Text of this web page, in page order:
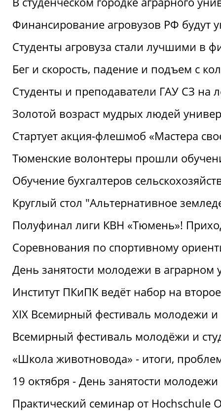
Финансирование агровузов РФ будут
Студенты агровуза стали лучшими в
Бег и скорость, падение и подъем с
Студенты и преподаватели ГАУ СЗ
Золотой возраст мудрых людей
Стартует акция-флешмоб «Мастера
Тюменские волонтеры прошли
Обучение бухгалтеров
Круглый стол "Альтернативное
Полуфинал лиги КВН «Тюмень»!
Соревнования по спортивному
День занятости молодежи в аграрном
Институт ПКиПК ведёт набор на
XIX Всемирный фестиваль молодежи
Всемирный фестиваль молодёжи и
«Школа животновода» - итоги,
19 октября - День занятости молодежи
Практический семинар от Hochschule